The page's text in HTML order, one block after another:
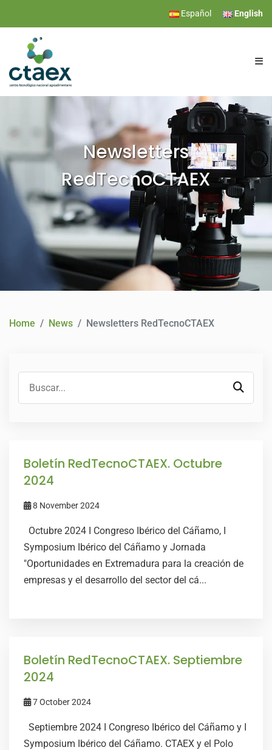
Español English
RESEARCH
SERVICES
EVENTS
NEWS
CONTACT
Newsletters
RedTecnoCTAEX
Home News Newsletters RedTecnoCTAEX
Boletín RedTecnoCTAEX. Octubre
2024
8 November 2024
Octubre 2024 I Congreso Ibérico del Cáñamo, I
Symposium Ibérico del Cáñamo y Jornada
"Oportunidades en Extremadura para la creación de
empresas y el desarrollo del sector del cá...
Boletín RedTecnoCTAEX. Septiembre
2024
7 October 2024
Septiembre 2024 I Congreso Ibérico del Cáñamo y I
Symposium Ibérico del Cáñamo. CTAEX y el Polo